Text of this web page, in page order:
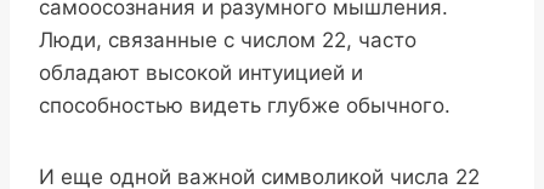
самоосознания и разумного мышления.
Люди, связанные с числом 22, часто
обладают высокой интуицией и
способностью видеть глубже обычного.
И еще одной важной символикой числа 22